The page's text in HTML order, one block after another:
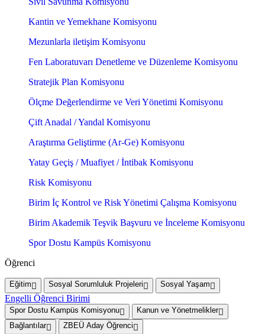
Kantin ve Yemekhane Komisyonu
Mezunlarla iletişim Komisyonu
Fen Laboratuvarı Denetleme ve Düzenleme Komisyonu
Stratejik Plan Komisyonu
Ölçme Değerlendirme ve Veri Yönetimi Komisyonu
Çift Anadal / Yandal Komisyonu
Araştırma Geliştirme (Ar-Ge) Komisyonu
Yatay Geçiş / Muafiyet / İntibak Komisyonu
Risk Komisyonu
Birim İç Kontrol ve Risk Yönetimi Çalışma Komisyonu
Birim Akademik Teşvik Başvuru ve İnceleme Komisyonu
Spor Dostu Kampüs Komisyonu
Öğrenci
Eğitim Sosyal Sorumluluk Projeleri Sosyal Yaşam
Engelli Öğrenci Birimi
Spor Dostu Kampüs Komisyonu
Kanun ve Yönetmelikler
Bağlantılar
ZBEÜ Aday Öğrenci